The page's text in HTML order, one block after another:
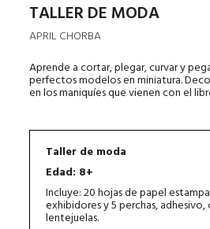
TALLER DE MODA
APRIL CHORBA
Aprende a cortar, plegar, curvar y
perfectos modelos en miniatura.
en los maniquíes que vienen con el
Taller de moda
Edad: 8+
Incluye: 20 hojas de papel
exhibidores y 5 perchas,
lentejuelas.